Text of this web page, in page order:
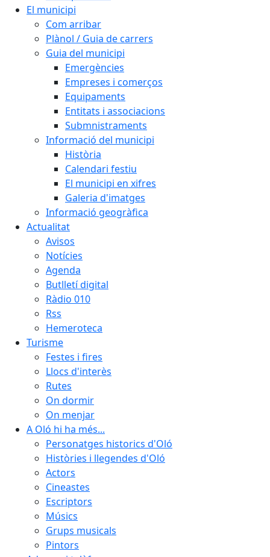
El municipi
Com arribar
Plànol / Guia de carrers
Guia del municipi
Emergències
Empreses i comerços
Equipaments
Entitats i associacions
Submnistraments
Informació del municipi
Història
Calendari festiu
El municipi en xifres
Galeria d'imatges
Informació geogràfica
Actualitat
Avisos
Notícies
Agenda
Butlletí digital
Ràdio 010
Rss
Hemeroteca
Turisme
Festes i fires
Llocs d'interès
Rutes
On dormir
On menjar
A Oló hi ha més...
Personatges historics d'Oló
Històries i llegendes d'Oló
Actors
Cineastes
Escriptors
Músics
Grups musicals
Pintors